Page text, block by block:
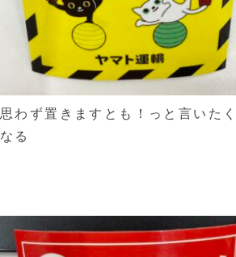
思わず置きますとも！っと言いたく
なる